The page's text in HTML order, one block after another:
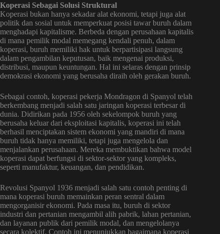
Koperasi Sebagai Solusi Struktural
Koperasi bukan hanya sekadar alat ekonomi, tetapi juga alat
politik dan sosial untuk memperkuat posisi tawar buruh dalam
menghadapi kapitalisme. Berbeda dengan perusahaan kapitalis
di mana pemilik modal memegang kendali penuh, dalam
koperasi, buruh memiliki hak untuk berpartisipasi langsung
dalam pengambilan keputusan, baik mengenai produksi,
distribusi, maupun keuntungan. Hal ini selaras dengan prinsip
demokrasi ekonomi yang berusaha diraih oleh gerakan buruh.
Sebagai contoh, koperasi pekerja Mondragon di Spanyol telah
berkembang menjadi salah satu jaringan koperasi terbesar di
dunia. Didirikan pada 1956 oleh sekelompok buruh yang
berusaha keluar dari eksploitasi kapitalis, koperasi ini telah
berhasil menciptakan sistem ekonomi yang mandiri di mana
buruh tidak hanya memiliki, tetapi juga mengelola dan
menjalankan perusahaan. Mereka membuktikan bahwa model
koperasi dapat berfungsi di sektor-sektor yang kompleks,
seperti manufaktur, keuangan, dan pendidikan.
Revolusi Spanyol 1936 menjadi salah satu contoh penting di
mana koperasi buruh memainkan peran sentral dalam
mengorganisir ekonomi. Pada masa itu, buruh di sektor
industri dan pertanian mengambil alih pabrik, lahan pertanian,
dan layanan publik dari pemilik modal, dan mengelolanya
secara kolektif. Contoh ini menunjukkan bagaimana koperasi